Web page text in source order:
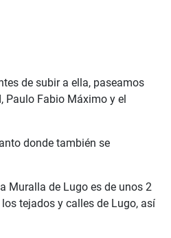
de subir a ella, paseamos
Paulo Fabio Máximo y el
donde también se
Muralla de Lugo es de unos 2
tejados y calles de Lugo, así